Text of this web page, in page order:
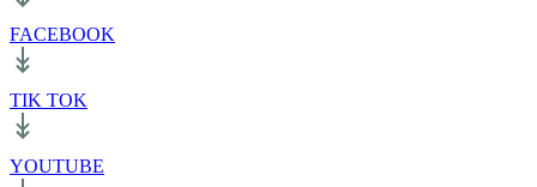
FACEBOOK
TIK TOK
YOUTUBE